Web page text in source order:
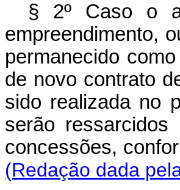
§ 2º Caso o
empreendimento,
permanecido
de novo contrato
sido realizada no
serão
concessões,
(Redação dada